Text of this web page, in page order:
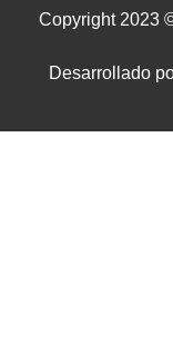
Copyright 2023
Desarrollado